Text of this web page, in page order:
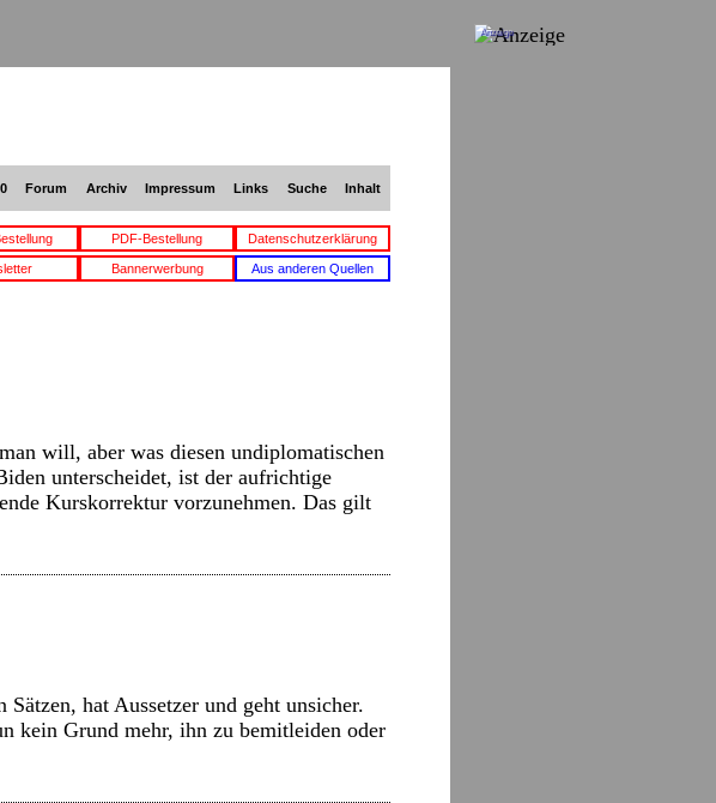
Forum Archiv Impressum Links Suche Inhalt
PDF-Bestellung Datenschutzerklärung
Bannerwerbung Aus anderen Quellen
will, aber was diesen undiplomatischen
unterscheidet, ist der aufrichtige
Kurskorrektur vorzunehmen. Das gilt
hat Aussetzer und geht unsicher.
kein Grund mehr, ihn zu bemitleiden oder
Anzeige